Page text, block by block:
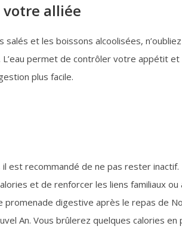
votre alliée
salés et les boissons alcoolisées,
permet de contrôler votre appétit et
plus facile.
il est recommandé de ne pas rester
et de renforcer les liens familiaux ou
promenade digestive après le repas de
An. Vous brûlerez quelques calories